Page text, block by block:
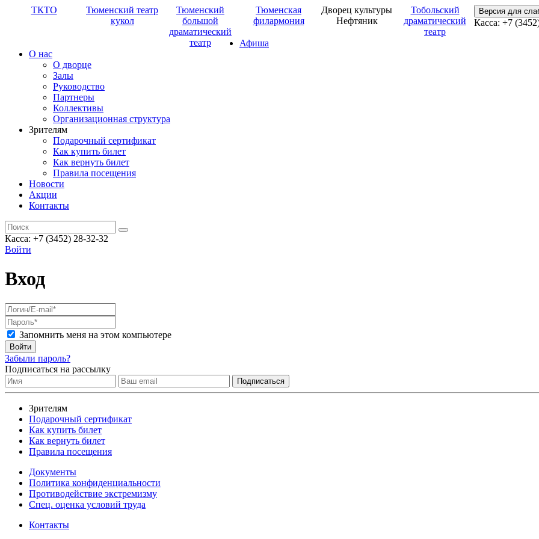
ТКТО
Тюменский театр
кукол
Тюменский
большой
драматический
театр
Тюменская
филармония
Дворец культуры
Нефтяник
Тобольский
драматический
театр
Версия для
Касса: +7
Афиша
О нас
О дворце
Залы
Руководство
Партнеры
Коллективы
Организационная структура
Зрителям
Подарочный сертификат
Как купить билет
Как вернуть билет
Правила посещения
Новости
Акции
Контакты
Касса: +7 (3452) 28-32-32
Войти
Вход
Запомнить меня на этом компьютере
Войти
Забыли пароль?
Подписаться на рассылку
Зрителям
Подарочный сертификат
Как купить билет
Как вернуть билет
Правила посещения
Документы
Политика конфиденциальности
Противодействие экстремизму
Спец. оценка условий труда
Контакты